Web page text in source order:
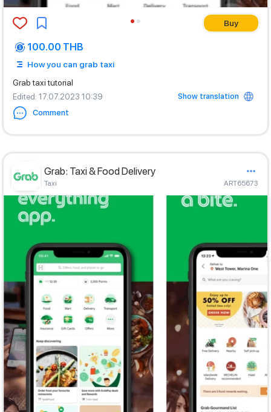
Buy
100.00 THB
How you can grab taxi
Grab taxi tutorial
Edited: 17.07.2023 10:39
Show translation
Comment
Grab: Taxi & Food Delivery
Taxi ART65673